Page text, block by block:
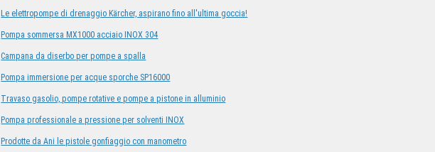
Le elettropompe di drenaggio Kärcher, aspirano fino all'ultima goccia!
Pompa sommersa MX1000 acciaio INOX 304
Campana da diserbo per pompe a spalla
Pompa immersione per acque sporche SP16000
Travaso gasolio, pompe rotative e pompe a pistone in alluminio
Pompa professionale a pressione per solventi INOX
Prodotte da Ani le pistole gonfiaggio con manometro